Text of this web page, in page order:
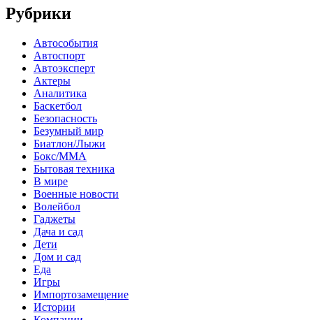
Рубрики
Автособытия
Автоспорт
Автоэксперт
Актеры
Аналитика
Баскетбол
Безопасность
Безумный мир
Биатлон/Лыжи
Бокс/MMA
Бытовая техника
В мире
Военные новости
Волейбол
Гаджеты
Дача и сад
Дети
Дом и сад
Еда
Игры
Импортозамещение
Истории